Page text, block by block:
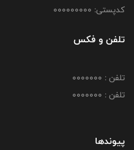
کدپستی: 000000000
تلفن و فکس
تلفن : 0000000
تلفن : 0000000
پیوندها